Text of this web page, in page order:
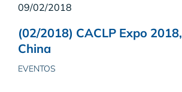
09/02/2018
(02/2018) CACLP Expo 2018,
China
EVENTOS